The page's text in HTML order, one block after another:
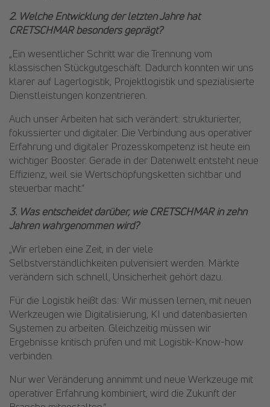
2. Welche Entwicklung der letzten Jahre hat
CRETSCHMAR besonders geprägt?
„Ein wesentlicher Schritt war die Trennung vom
klassischen Stückgutgeschäft. Dadurch konnten wir uns
klarer auf Lagerlogistik, Projektlogistik und spezialisierte
Dienstleistungen konzentrieren.
Auch unser Arbeiten hat sich verändert: strukturierter,
fokussierter und digitaler. Die Verbindung aus operativer
Erfahrung und digitaler Prozesskompetenz ist heute ein
wichtiger Booster. Gerade in der Datenwelt entsteht neue
Effizienz, weil sie Wertschöpfungsketten sichtbar und
steuerbar macht.“
3. Was entscheidet darüber, wie CRETSCHMAR in zehn
Jahren wahrgenommen wird?
„Wir erleben eine Zeit, in der viele
Selbstverständlichkeiten pulverisiert werden. Märkte
verändern sich schnell, Unsicherheit gehört dazu.
Für die Logistik heißt das: Wir müssen lernen, mit neuen
Werkzeugen wie Digitalisierung, KI und datenbasierten
Systemen zu arbeiten. Gleichzeitig müssen wir
Ergebnisse kritisch prüfen und mit Logistik-Know-how
verbinden.
Nur wer Veränderung annimmt und neue Werkzeuge mit
operativer Erfahrung kombiniert, wird die Zukunft der